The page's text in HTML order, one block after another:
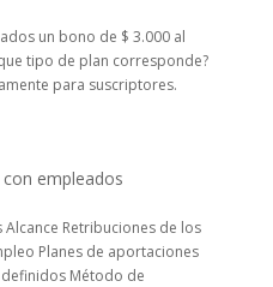
un bono de $ 3.000 al
tipo de plan corresponde?
para suscriptores.
empleados
Retribuciones de los
Planes de aportaciones
Método de